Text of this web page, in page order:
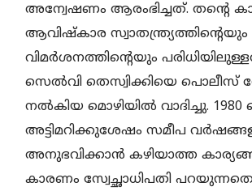
അന്വേഷണം ആരംഭിച്ചത്‌. തന്റെ
ആവിഷ്കാര സ്വാതന്ത്ര്യത്തിന്റെയും
വിമർശനത്തിന്റെയും
സെൽവി തെസ്വിക്കിയെ പൊലീസ്
നൽകിയ മൊഴിയിൽ വാദിച്ചു.
അട്ടിമറിക്കുശേഷം സമീപ
അനുഭവിക്കാൻ കഴിയാത്ത
കാരണം സ്വേച്ഛാധിപതി